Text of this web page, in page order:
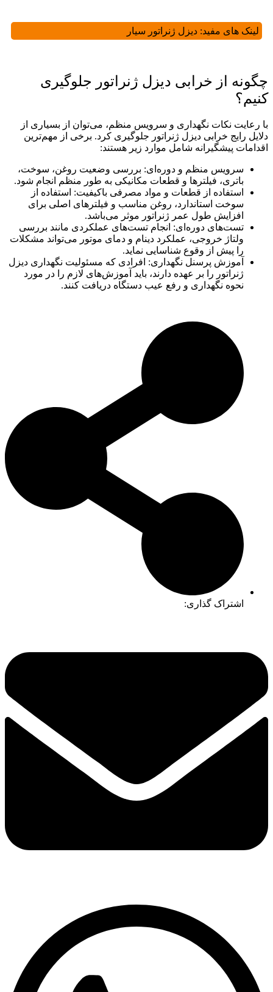
لینک های مفید: دیزل ژنراتور سیار
چگونه از خرابی دیزل ژنراتور جلوگیری
کنیم؟
با رعایت نکات نگهداری و سرویس منظم، می‌توان از بسیاری از
دلایل رایج خرابی دیزل ژنراتور جلوگیری کرد. برخی از مهم‌ترین
اقدامات پیشگیرانه شامل موارد زیر هستند:
سرویس منظم و دوره‌ای: بررسی وضعیت روغن، سوخت،
باتری، فیلترها و قطعات مکانیکی به طور منظم انجام شود.
استفاده از قطعات و مواد مصرفی باکیفیت: استفاده از
سوخت استاندارد، روغن مناسب و فیلترهای اصلی برای
افزایش طول عمر ژنراتور موثر می‌باشد.
تست‌های دوره‌ای: انجام تست‌های عملکردی مانند بررسی
ولتاژ خروجی، عملکرد دینام و دمای موتور می‌تواند مشکلات
را پیش از وقوع شناسایی نماید.
آموزش پرسنل نگهداری: افرادی که مسئولیت نگهداری دیزل
ژنراتور را بر عهده دارند، باید آموزش‌های لازم را در مورد
نحوه نگهداری و رفع عیب دستگاه دریافت کنند.
اشتراک گذاری: